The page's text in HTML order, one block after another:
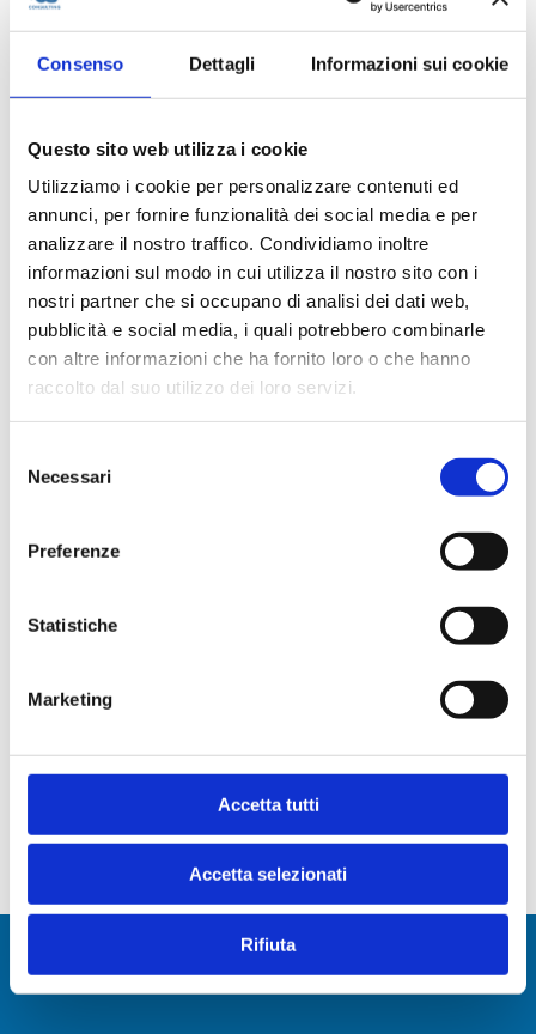
Consenso Dettagli Informazioni sui cookie
Questo sito web utilizza i cookie
Utilizziamo i cookie per personalizzare contenuti ed
annunci, per fornire funzionalità dei social media e per
analizzare il nostro traffico. Condividiamo inoltre
informazioni sul modo in cui utilizza il nostro sito con i
nostri partner che si occupano di analisi dei dati web,
pubblicità e social media, i quali potrebbero combinarle
con altre informazioni che ha fornito loro o che hanno
raccolto dal suo utilizzo dei loro servizi.
delNecessari
Preferenze
Statistiche
Marketing
Accetta tutti
Accetta selezionati
Rifiuta
Cloud
Data Analytics
(2)
Featured(2)
IA(4)
ITSM(3)
Knowledge(20)
Persone IWS(5)
Posizioni chiuse (24)
Posizioni di lavoro(4)
Rassegna Stampa(30)
Trasformazione Digitale
sicurezza perimetrale
Service Desk Milano
Attempto Racing anche per la stagione 2026
IWS riconosciuta Cisco SMB & Mid-Market Business
Practice in Italia